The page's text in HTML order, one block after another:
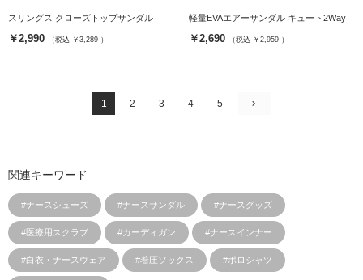
スリングス クローズトップサンダル
￥2,990 （税込 ￥3,289 ）
軽量EVAエアーサンダル キュート2Way
￥2,690 （税込 ￥2,959 ）
1 2 3 4 5
関連キーワード
#ナースシューズ #ナースサンダル #ナースグッズ
#医療用スクラブ #カーディガン #ナースインナー
#白衣・ナースウェア #着圧ソックス #ポロシャツ